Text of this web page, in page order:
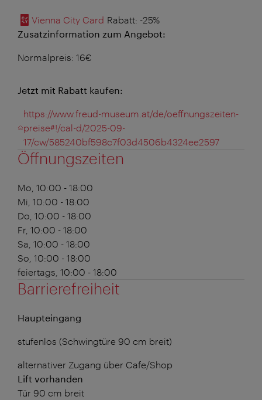
Vienna City Card Rabatt: -25%
Zusatzinformation zum Angebot:
Normalpreis: 16€
Jetzt mit Rabatt kaufen:
https://www.freud-museum.at/de/oeffnungszeiten-
preise#!/cal-d/2025-09-
17/cw/585240bf598c7f03d4506b4324ee2597
Öffnungszeiten
Mo, 10:00 - 18:00
Mi, 10:00 - 18:00
Do, 10:00 - 18:00
Fr, 10:00 - 18:00
Sa, 10:00 - 18:00
So, 10:00 - 18:00
feiertags, 10:00 - 18:00
Barrierefreiheit
Haupteingang
stufenlos (Schwingtüre 90 cm breit)
alternativer Zugang über Cafe/Shop
Lift vorhanden
Tür 90 cm breit